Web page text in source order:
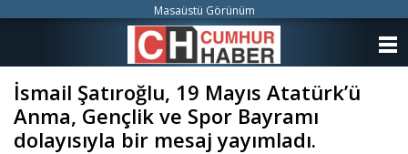
İsmail Şatıroğlu, 19 Mayıs Atatürk’ü
Anma, Gençlik ve Spor Bayramı
dolayısıyla bir mesaj yayımladı.
Masaüstü Görünüm
KATEGORİLER